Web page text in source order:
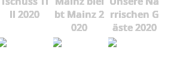
ll 2020
bt Mainz 2
020
rrischen G
äste 2020